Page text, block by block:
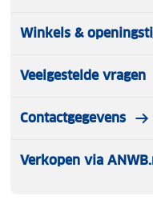
Winkels &
Veelgestelde vragen
Contactgegevens
Verkopen via